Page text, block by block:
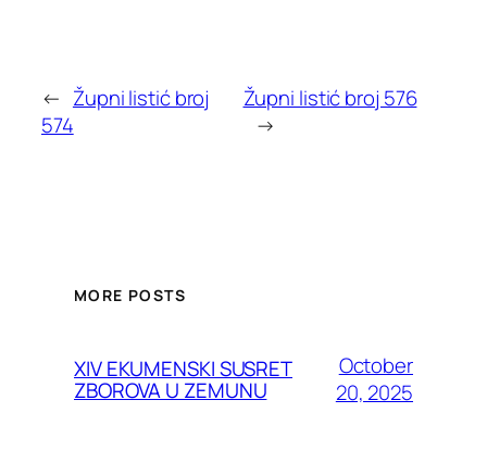
← Župni listić broj
574
Župni listić broj 576
→
MORE POSTS
XIV EKUMENSKI SUSRET
ZBOROVA U ZEMUNU
October
20, 2025